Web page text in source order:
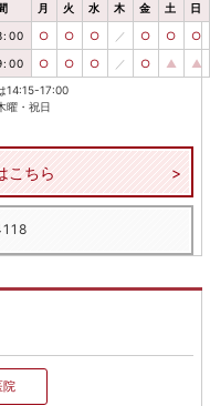
月 火 水 木 金 土 日
○ ○ ○ ／ ○ ○ ○
○ ○ ○ ／ ○ ▲ ▲
14:15-17:00
曜・祝日
こちら
院